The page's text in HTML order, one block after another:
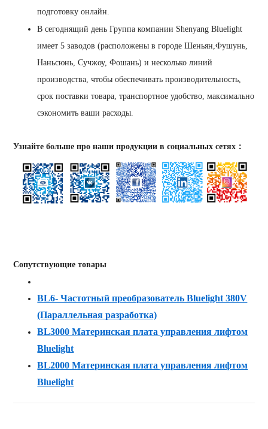
подготовку онлайн.
В сегоднящий день Группа компании Shenyang Bluelight
имеет 5 заводов (расположены в городе Шеньян,Фушунь,
Наньсюнь, Сучжоу, Фошань) и несколько линий
производства, чтобы обеспечивать производительность,
срок поставки товара, транспортное удобство, максимально
сэкономить ваши расходы.
Узнайте больше про наши продукции в социальных сетях：
Сопутствующие товары
BL6- Частотный преобразователь Bluelight 380V
(Параллельная разработка)
BL3000 Материнская плата управления лифтом
Bluelight
BL2000 Материнская плата управления лифтом
Bluelight